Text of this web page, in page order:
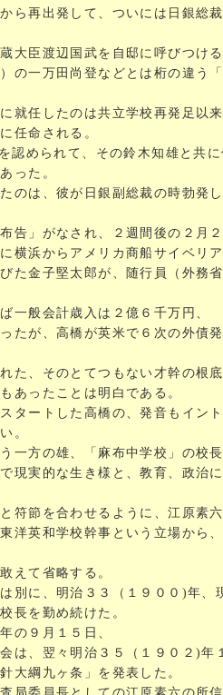
ら再出発して、ついには日銀総
大臣渡辺国武を自邸に呼びつけ
の一万田尚登などとは桁の違う
就任したのは共立学校再発足以
任命される。
認められて、その鈴木知雄と共
った。
のは、彼が日銀副総裁の時勃発
告」がなされ、２週間後の２月
横浜からアメリカ商船サイベリ
た金子堅太郎が、随行員（外務
一般会計歳入は２億６千万円、
たが、高橋が英米で６次の外債
た、そのとてつもない才幹の根
あったことは明白である。
タートした高橋の、発音もイン
。
一方の雄、「麻布中学校」の校
現実的な生き様と、教育、政治
符節を合わせるように、江原素
洋英和学校幹事という立場から
えて省略する。
別に、明治３３（１９００)年、
長を勤め続けた。
の９月１５日、
は、翌々明治３５（１９０２)年
大綱九ヶ条」を発表した。